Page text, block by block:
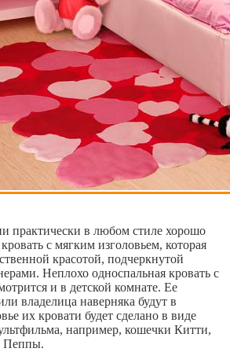
практически в любом стиле хорошо
с мягким изголовьем, которая
красотой, подчеркнутой
Неплохо односпальная кровать с
и в детской комнате. Ее
владелица наверняка будут в
их кровати будет сделано в виде
например, кошечки Китти,
Пеппы.